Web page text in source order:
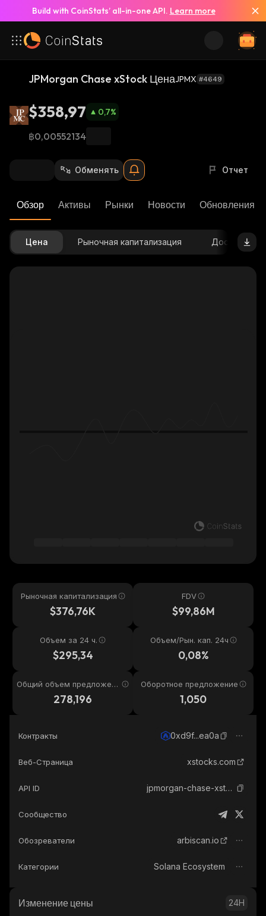
Build with CoinStats’ all-in-one API. Learn more
JPMorgan Chase xStock ЦенаJPMX #4649
$358,97 0,7%
฿0,00552134
Обменять Отчет
Обзор Активы Рынки Новости Обновления
Цена Рыночная капитализация Доступное
Рыночная капитализация
$376,76K
FDV
$99,86M
Объем за 24 ч.
$295,34
Объем/Рын. кап. 24ч
0,08%
Общий объем предложени
278,196
Оборотное предложение
1,050
Контракты 0xd9f...ea0a
Веб-Страница xstocks.com
API ID jpmorgan-chase-xstock
Сообщество
Обозреватели arbiscan.io
Категории Solana Ecosystem
Изменение цены 24H